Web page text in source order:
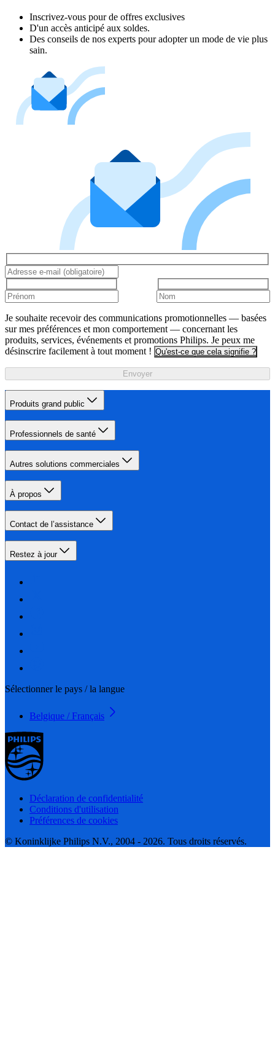
Inscrivez‑vous pour de offres exclusives
D'un accès anticipé aux soldes.
Des conseils de nos experts pour adopter un mode de vie plus
sain.
Je souhaite recevoir des communications promotionnelles — basées
sur mes préférences et mon comportement — concernant les
produits, services, événements et promotions Philips. Je peux me
désinscrire facilement à tout moment ! Qu'est-ce que cela signifie ?
Envoyer
Produits grand public
Professionnels de santé
Autres solutions commerciales
À propos
Contact de l’assistance
Restez à jour
Sélectionner le pays / la langue
Belgique / Français
Déclaration de confidentialité
Conditions d'utilisation
Préférences de cookies
© Koninklijke Philips N.V., 2004 - 2026. Tous droits réservés.